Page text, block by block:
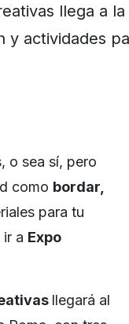
llega a
y actividades
o sea sí, pero
como bordar,
para tu
ir a Expo
llegará al